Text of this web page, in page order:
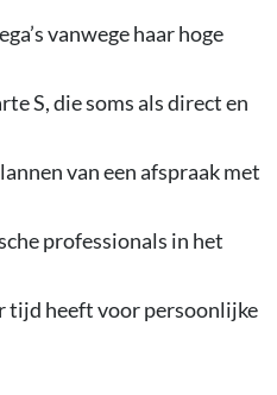
vanwege haar hoge
S, die soms als direct en
van een afspraak met
professionals in het
tijd heeft voor persoonlijke